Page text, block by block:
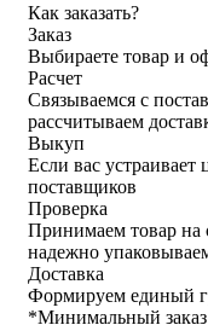
Как заказать?
Заказ
Выбираете товар и
Расчет
Связываемся с
рассчитываем
Выкуп
Если вас
поставщиков
Проверка
Принимаем товар на
надежно
Доставка
Формируем единый
*Минимальный